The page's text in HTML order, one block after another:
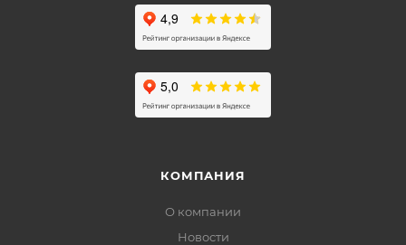
КОМПАНИЯ
О компании
Новости